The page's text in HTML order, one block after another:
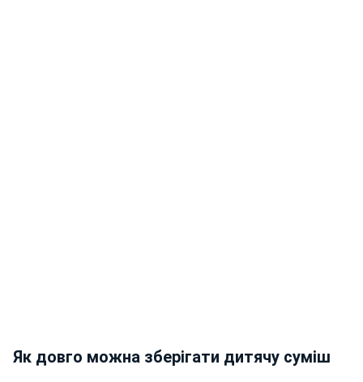
Як довго можна зберігати дитячу суміш